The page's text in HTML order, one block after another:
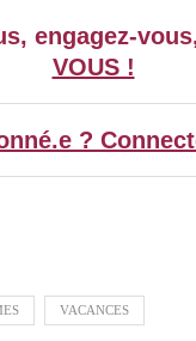
engagez-
VOUS !
?
VACANCES